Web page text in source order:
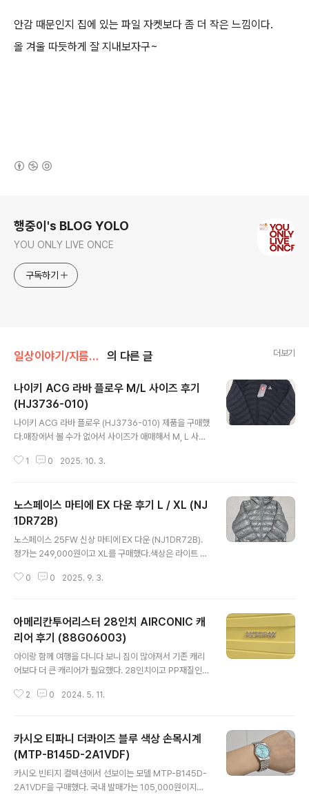
안감 때문인지 집에 있는 파일 자켓보다 좀 더 작은 느낌이다.
올 겨울 따듯하게 잘 지내보자구~
행중이's BLOG YOLO
YOU ONLY LIVE ONCE
구독하기
일상이야기/지름이야기 의 다른 글 더보기
나이키 ACG 라바 플로우 M/L 사이즈 후기
(HJ3736-010)
나이키 ACG 라바 플로우 (HJ3736-010) 제품을 구매했
다.매장에서 볼 수가 없어서 사이즈가 애매해서 M, L 사이
가격이 나간다.제품 이름에서 알수 있듯이 용암이 흐른 듯
해 주는 써마 핏 ADV이 적용되었다.충전재는 프리마로프
트 인데.. 그냥 솜패딩이라고 봐도 무방할 듯하다.가격을 생
각하면 아쉬운 점!내부에는 라바플로우 택이 붙어있다. 텍
사스에 위치한 빅밴드 국립공원이 용암류에 의해 만들어졌
다고 한다.보온이 필요하지 않을 땐 내부 포켓에 집어넣어
간편하게 보관할 수 있다.지퍼 한쪽에는 귀여운 지구본이
1 0 2025. 10. 3.
노스페이스 마티에 EX 다운 후기 L / XL (NJ
1DR72B)
노스페이스 25FW 신상 마티에 EX 다운 (NJ1DR72B).
정가는 249,000원이고 XL를 구매했다.색상은 라이트 그
물은 약간의 광택이 있고 내부 털이 약간 비치는 듯한 느낌.
이 안와서 블랙은 L로 구매L 사이즈는 정핏이고, 겨드랑이
가 약간은 불편한 느낌이었으나 기장감은 적당했다.반면 X
L 사이즈는 세미 오버핏이고 불편한 점은 없었으나 기장이
길어 보였다. 끈으로 기장을 조절할 수 있어서 불편한 점이
0 0 2025. 9. 3.
아메리칸투어리스터 28인치 AIRCONIC 캐
리어 후기 (88G06003)
아이랑 함께 여행을 다니다 보니 짐이 많아져서 기존 캐리
어보다 더 큰 캐리어가 필요했다. 28인치이고 PP재질인데
리어를 선택했다. 이 제품은 눈에 띄는 노란색상으로 제품
kg 사이의 무게를 가졌지만, 아메리칸투어리스터 에어코
닉 캐리어 무게는 3.2kg로 더 가볍다. 또한 TSA 콤비네
이션 장치가 상단에 장착되어 있고, 방수코팅된 지퍼와, 3
년 글로벌 워런티가 특징이다. 캐리어 높이가 있어서 손잡
이는 짧은 편이다. 더블 휠이 장착되어 있어 부드러운 핸들
2 0 2024. 5. 11.
카시오 티파니 더콰이즈 블루 색상 손목시계
(MTP-B145D-2A1VDF)
카시오 빈티지 컬렉션에서 선보이는 모델 MTP-B145D-
2A1VDF을 구매했다. 국내 발매가는 105,000원이지만,